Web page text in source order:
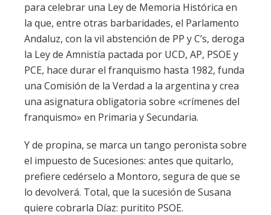
para celebrar una Ley de Memoria Histórica en
la que, entre otras barbaridades, el Parlamento
Andaluz, con la vil abstención de PP y C’s, deroga
la Ley de Amnistía pactada por UCD, AP, PSOE y
PCE, hace durar el franquismo hasta 1982, funda
una Comisión de la Verdad a la argentina y crea
una asignatura obligatoria sobre «crímenes del
franquismo» en Primaria y Secundaria.
Y de propina, se marca un tango peronista sobre
el impuesto de Sucesiones: antes que quitarlo,
prefiere cedérselo a Montoro, segura de que se
lo devolverá. Total, que la sucesión de Susana
quiere cobrarla Díaz: puritito PSOE.